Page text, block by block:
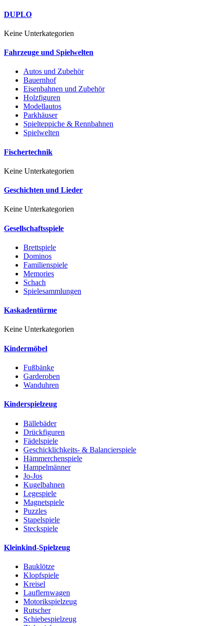
DUPLO
Keine Unterkategorien
Fahrzeuge und Spielwelten
Autos und Zubehör
Bauernhof
Eisenbahnen und Zubehör
Holzfiguren
Modellautos
Parkhäuser
Spielteppiche & Rennbahnen
Spielwelten
Fischertechnik
Keine Unterkategorien
Geschichten und Lieder
Keine Unterkategorien
Gesellschaftsspiele
Brettspiele
Dominos
Familienspiele
Memories
Schach
Spielesammlungen
Kaskadentürme
Keine Unterkategorien
Kindermöbel
Fußbänke
Garderoben
Wanduhren
Kinderspielzeug
Bällebäder
Drückfiguren
Fädelspiele
Geschicklichkeits- & Balancierspiele
Hämmerchenspiele
Hampelmänner
Jo-Jos
Kugelbahnen
Legespiele
Magnetspiele
Puzzles
Stapelspiele
Steckspiele
Kleinkind-Spielzeug
Bauklötze
Klopfspiele
Kreisel
Lauflernwagen
Motorikspielzeug
Rutscher
Schiebespielzeug